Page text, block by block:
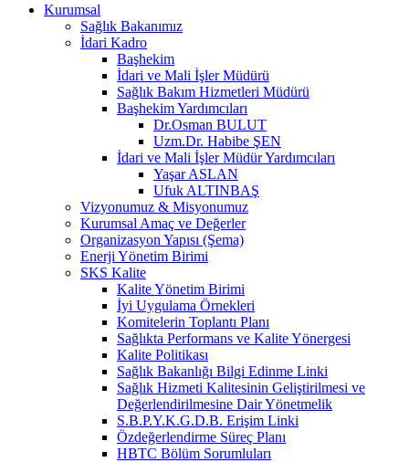
Kurumsal
Sağlık Bakanımız
İdari Kadro
Başhekim
İdari ve Mali İşler Müdürü
Sağlık Bakım Hizmetleri Müdürü
Başhekim Yardımcıları
Dr.Osman BULUT
Uzm.Dr. Habibe ŞEN
İdari ve Mali İşler Müdür Yardımcıları
Yaşar ASLAN
Ufuk ALTINBAŞ
Vizyonumuz & Misyonumuz
Kurumsal Amaç ve Değerler
Organizasyon Yapısı (Şema)
Enerji Yönetim Birimi
SKS Kalite
Kalite Yönetim Birimi
İyi Uygulama Örnekleri
Komitelerin Toplantı Planı
Sağlıkta Performans ve Kalite Yönergesi
Kalite Politikası
Sağlık Bakanlığı Bilgi Edinme Linki
Sağlık Hizmeti Kalitesinin Geliştirilmesi ve
Değerlendirilmesine Dair Yönetmelik
S.B.P.Y.K.G.D.B. Erişim Linki
Özdeğerlendirme Süreç Planı
HBTC Bölüm Sorumluları